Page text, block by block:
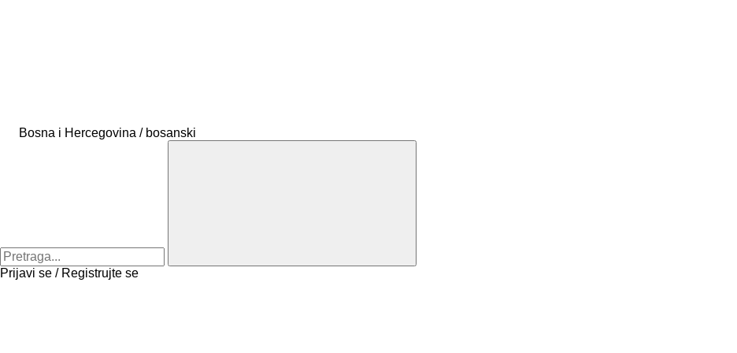
Bosna i Hercegovina / bosanski
Prijavi se / Registrujte se